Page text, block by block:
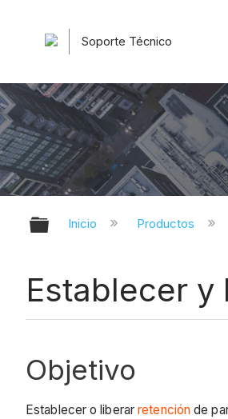
Soporte Técnico
Expandir/
Inicio Productos
Establecer
Objetivo
Establecer o liberarretención de